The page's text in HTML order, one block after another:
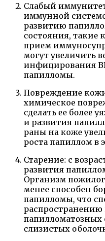
Слабый
иммунной
развитию
состояния,
прием
могут увеличить
инфицирования
папилломы.
Повреждение
химическое
сделать ее более
и развития
раны на коже
роста папиллом в
Старение: с
развития
Организм
менее способен
папилломы, что
папилломатозных
слизистых